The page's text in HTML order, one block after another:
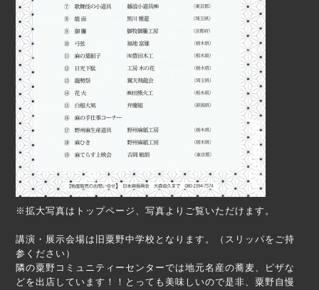
※拡大写真はトップページ、写真よりご覧いただけます。
講演・展示会場は旧粟野中学校となります。（スリッパをご持
参ください）
隣の粟野コミュニティーセンターでは地元名産の蕎麦、ピザな
どを出店しています！！とっても美味しいので是非、粟野自慢